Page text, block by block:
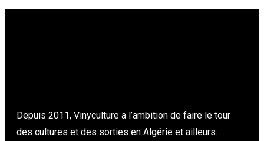
Depuis 2011, Vinyculture a l’ambition de faire le tour
des cultures et des sorties en Algérie et ailleurs.